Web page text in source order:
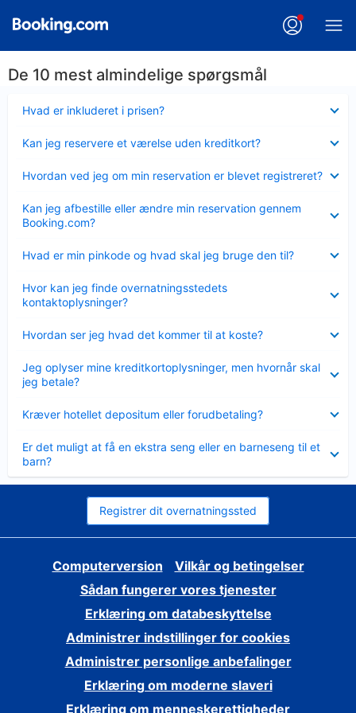
De 10 mest almindelige spørgsmål
Hvad er inkluderet i prisen?
Kan jeg reservere et værelse uden kreditkort?
Hvordan ved jeg om min reservation er blevet registreret?
Kan jeg afbestille eller ændre min reservation gennem
Booking.com?
Hvad er min pinkode og hvad skal jeg bruge den til?
Hvor kan jeg finde overnatningsstedets
kontaktoplysninger?
Hvordan ser jeg hvad det kommer til at koste?
Jeg oplyser mine kreditkortoplysninger, men hvornår skal
jeg betale?
Kræver hotellet depositum eller forudbetaling?
Er det muligt at få en ekstra seng eller en barneseng til et
barn?
Registrer dit overnatningssted
Computerversion
Vilkår og betingelser
Sådan fungerer vores tjenester
Erklæring om databeskyttelse
Administrer indstillinger for cookies
Administrer personlige anbefalinger
Erklæring om moderne slaveri
Erklæring om menneskerettigheder